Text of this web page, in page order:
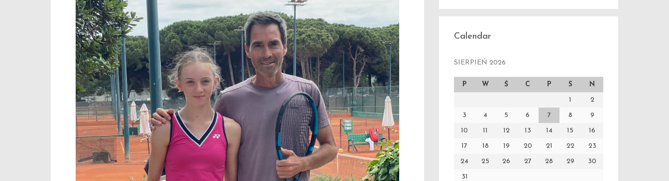
Calendar
SIERPIEŃ 2026
P W Ś C P S N
1 2
3 4 5 6 7 8 9
10 11 12 13 14 15 16
17 18 19 20 21 22 23
24 25 26 27 28 29 30
31